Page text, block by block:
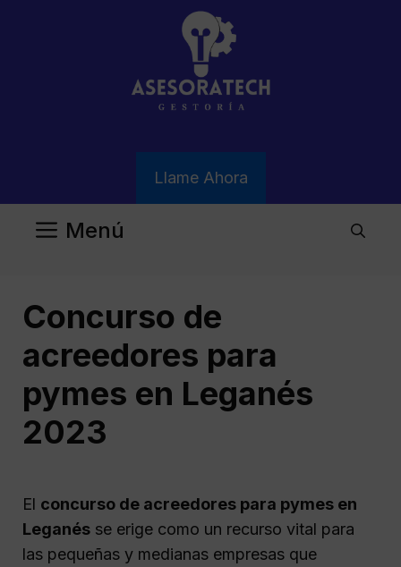
Llame Ahora
Menú
Concurso de
acreedores para
pymes en Leganés
2023
El concurso de acreedores para pymes en
Leganés se erige como un recurso vital para
las pequeñas y medianas empresas que